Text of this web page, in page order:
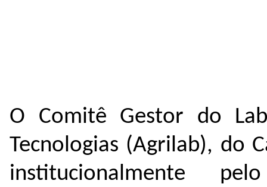
O Comitê Gestor do
Tecnologias (Agrilab), do
institucionalmente